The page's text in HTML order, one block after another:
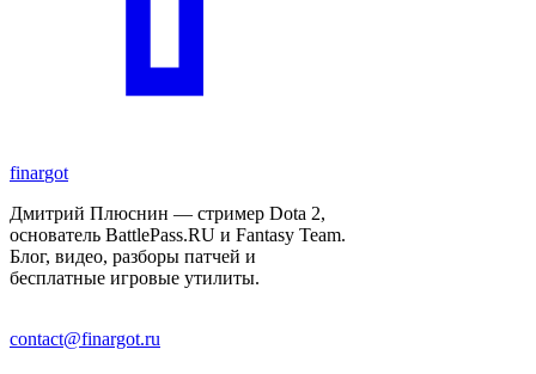
finargot
Дмитрий Плюснин — стример Dota 2,
основатель BattlePass.RU и Fantasy Team.
Блог, видео, разборы патчей и
бесплатные игровые утилиты.
contact@finargot.ru